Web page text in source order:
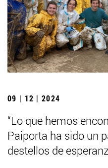
09 | 12 | 2024
“Lo que hemos
Paiporta ha sido un
destellos de